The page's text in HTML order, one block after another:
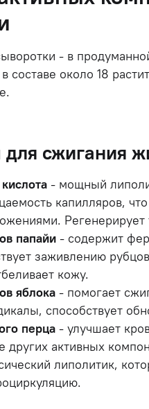
- в
составе около 18
сжигания
- мощный
капилляров,
Регенерирует
папайи - содержит
заживлению
кожу.
яблока - помогает
способствует
перца - улучшает
других активных
липолитик,